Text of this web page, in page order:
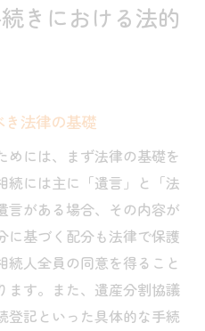
相続登記の流れを解説
本手順
書類一覧
トラブル事例
までの期間
スの活用法
っておくべき特有のル
な流れ
きにおける法的
法律の基礎
めには、まず法律の基礎を
続には主に「遺言」と「法
言がある場合、その内容が
に基づく配分も法律で保護
続人全員の同意を得ること
ます。また、遺産分割協議
登記といった具体的な手続